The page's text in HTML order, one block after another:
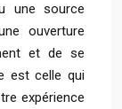
une source
ouverture
et de se
est celle qui
expérience